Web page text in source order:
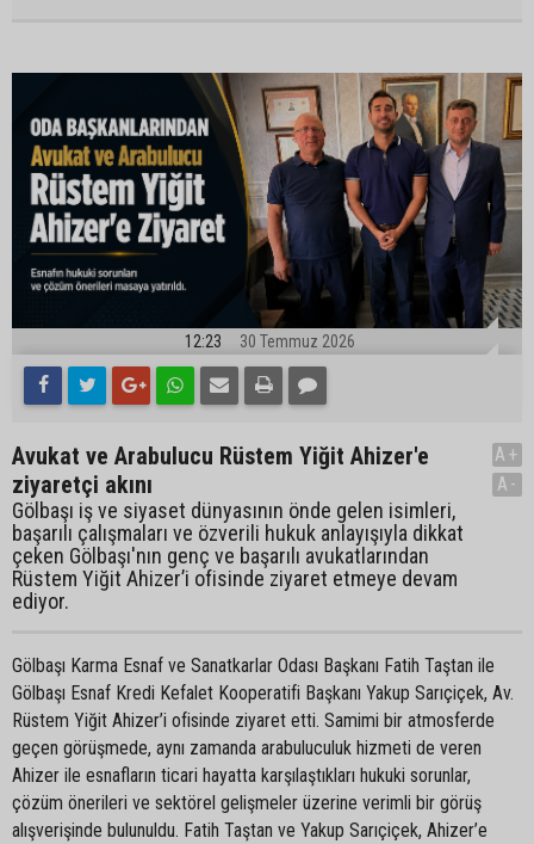
12:23 30 Temmuz 2026
Avukat ve Arabulucu Rüstem Yiğit Ahizer'e
ziyaretçi akını
Gölbaşı iş ve siyaset dünyasının önde gelen isimleri,
başarılı çalışmaları ve özverili hukuk anlayışıyla dikkat
çeken Gölbaşı'nın genç ve başarılı avukatlarından
Rüstem Yiğit Ahizer’i ofisinde ziyaret etmeye devam
ediyor.
A+
A-
Gölbaşı Karma Esnaf ve Sanatkarlar Odası Başkanı Fatih Taştan ile
Gölbaşı Esnaf Kredi Kefalet Kooperatifi Başkanı Yakup Sarıçiçek, Av.
Rüstem Yiğit Ahizer’i ofisinde ziyaret etti. Samimi bir atmosferde
geçen görüşmede, aynı zamanda arabuluculuk hizmeti de veren
Ahizer ile esnafların ticari hayatta karşılaştıkları hukuki sorunlar,
çözüm önerileri ve sektörel gelişmeler üzerine verimli bir görüş
alışverişinde bulunuldu. Fatih Taştan ve Yakup Sarıçiçek, Ahizer’e